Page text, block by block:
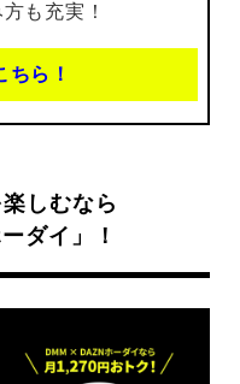
も充実！
ちら！
しむなら
ダイ」！